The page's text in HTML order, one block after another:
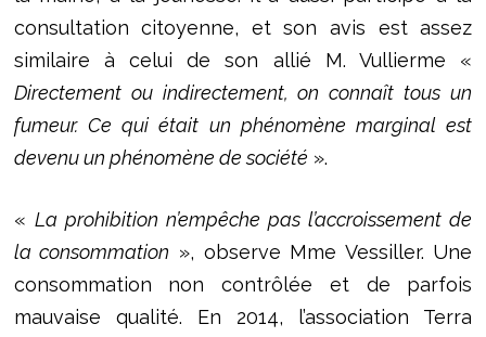
consultation citoyenne, et son avis est assez
similaire à celui de son allié M. Vullierme «
Directement ou indirectement, on connaît tous un
fumeur. Ce qui était un phénomène marginal est
devenu un phénomène de société ».
« La prohibition n’empêche pas l’accroissement de
la consommation », observe Mme Vessiller. Une
consommation non contrôlée et de parfois
mauvaise qualité. En 2014, l’association Terra